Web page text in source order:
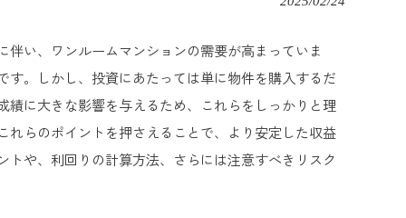
い、ワンルームマンションの需要が高まっていま
。しかし、投資にあたっては単に物件を購入するだ
に大きな影響を与えるため、これらをしっかりと理
らのポイントを押さえることで、より安定した収益
や、利回りの計算方法、さらには注意すべきリスク